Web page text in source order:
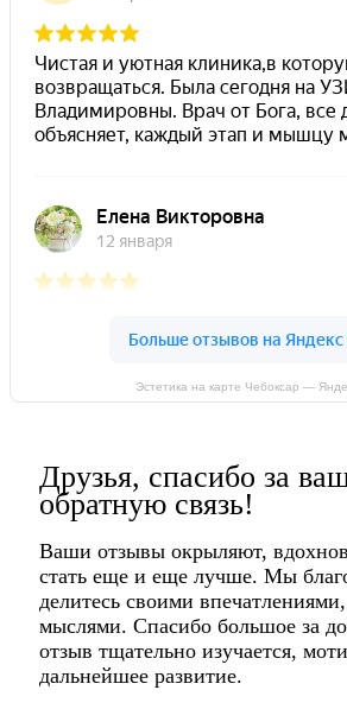
Эстетика на карте Чебоксар —
Друзья, спасибо за
обратную связь!
Ваши отзывы окрыляют,
стать еще и еще лучше. Мы
делитесь своими
мыслями. Спасибо большое за
отзыв тщательно изучается,
дальнейшее развитие.